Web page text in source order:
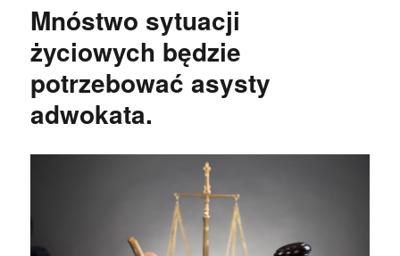
Mnóstwo sytuacji
życiowych będzie
potrzebować asysty
adwokata.